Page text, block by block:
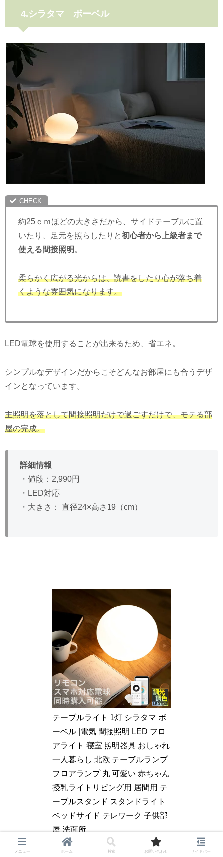
4.シラタマ ボーベル
約25ｃｍほどの大きさだから、サイドテーブルに置
いたり、足元を照らしたりと初心者から上級者まで
使える間接照明 。
柔らかく広がる光からは、読書をしたり心が落ち着
くような雰囲気になります。
LED電球を使用することが出来るため、省エネ。
シンプルなデザインだからこそどんなお部屋にも合うデザ
インとなっています。
主照明を落として間接照明だけで過ごすだけで、モテる部
屋の完成。
詳細情報
・値段：2,990円
・LED対応
・大きさ： 直径24×高さ19（cm）
テーブルライト 1灯 シラタマ ボ
ーベル |電気 間接照明 LED フロ
アライト 寝室 照明器具 おしゃれ
一人暮らし 北欧 テーブルランプ
フロアランプ 丸 可愛い 赤ちゃん
授乳ライトリビング用 居間用 テ
ーブルスタンド スタンドライト
ベッドサイド テレワーク 子供部
屋 洗面所
メニュー ホーム 検索 お問い合わせ サイドバー